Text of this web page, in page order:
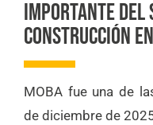
IMPORTANTE DEL
CONSTRUCCIÓN
MOBA fue una de
de diciembre de